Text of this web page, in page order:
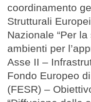
coordinamento
Strutturali
Nazionale “Per
ambienti per
Asse II –
Fondo Europeo
(FESR) –